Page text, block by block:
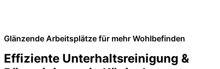
Glänzende Arbeitsplätze für mehr Wohlbefinden
Effiziente Unterhaltsreinigung &